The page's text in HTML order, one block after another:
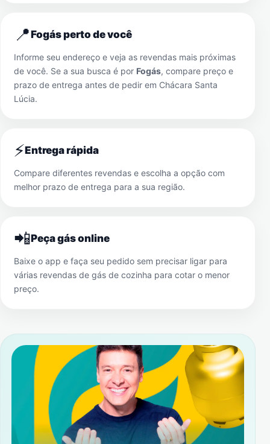
📍Fogás perto de você
Informe seu endereço e veja as revendas mais próximas
de você. Se a sua busca é por Fogás, compare preço e
prazo de entrega antes de pedir em Chácara Santa
Lúcia.
⚡Entrega rápida
Compare diferentes revendas e escolha a opção com
melhor prazo de entrega para a sua região.
📲Peça gás online
Baixe o app e faça seu pedido sem precisar ligar para
várias revendas de gás de cozinha para cotar o menor
preço.